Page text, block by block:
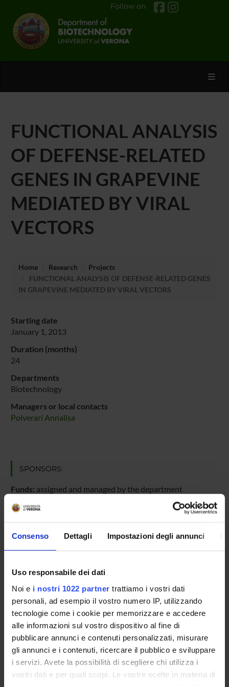
Consenso Dettagli Impostazioni degli annunci
Uso responsabile dei dati
Noi e i nostri 1022 partner trattiamo i vostri dati
personali, ad esempio il vostro numero IP, utilizzando
tecnologie come i cookie per memorizzare e accedere
alle informazioni sul vostro dispositivo al fine di
pubblicare annunci e contenuti personalizzati, misurare
gli annunci e i contenuti, ricercare il pubblico e sviluppare
i servizi. Avete la possibilità di scegliere chi utilizza i
vostri dati e per quali scopi. Le vostre scelte in materia di
Follow on
FUNCTIONAL ANALYSIS
OF DEFENSE-RELATED
GENES IN GRAPEVINE
MEDIATED BY VIRAL
VECTORS
Home Research
Projects
FUNCTIONAL ANALYSIS OF DEFENSE-RELATED GENES
IN GRAPEVINE MEDIATED BY VIRAL VECTORS
Starting date
January 1, 2013
Duration (months)
24
Departments
Biotechnology
Managers or local contacts
Polverari Annalisa
SPONSORS:
Funds: assigned and managed by the department
PROJECT PARTICIPANTS
Annalisa Polverari
RESEARCH AREAS INVOLVED IN THE PROJECT
Biotecnologie vegetali
Plant Sciences